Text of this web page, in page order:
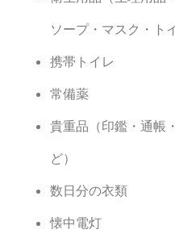
ソープ・マスク・ト
携帯トイレ
常備薬
貴重品（印鑑・通帳
ど）
数日分の衣類
懐中電灯